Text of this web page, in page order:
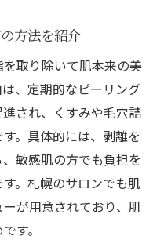
の通い方の工夫
える実践ポイント
肌におすすめの施術
の新常識
リングの新常識とは
肌を効率的に維持
る札幌の最新方法
アサロンの特徴
方法を紹介
取り除いて肌本来の美
、定期的なピーリング
され、くすみや毛穴詰
。具体的には、剥離を
敏感肌の方でも負担を
。札幌のサロンでも肌
が用意されており、肌
す。